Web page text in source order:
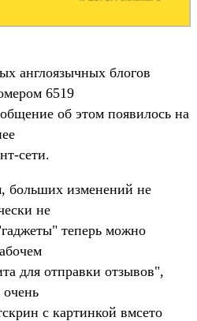
англоязычных блогов
6519
об этом появилось на
сети.
больших изменений не
не
теперь можно
для отправки отзывов",
очень
с картинкой вмсето